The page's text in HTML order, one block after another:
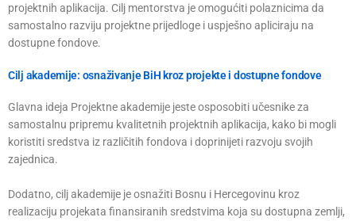
projektnih aplikacija. Cilj mentorstva je omogućiti polaznicima da
samostalno razviju projektne prijedloge i uspješno apliciraju na
dostupne fondove.
Cilj akademije: osnaživanje BiH kroz projekte i dostupne fondove
Glavna ideja Projektne akademije jeste osposobiti učesnike za
samostalnu pripremu kvalitetnih projektnih aplikacija, kako bi mogli
koristiti sredstva iz različitih fondova i doprinijeti razvoju svojih
zajednica.
Dodatno, cilj akademije je osnažiti Bosnu i Hercegovinu kroz
realizaciju projekata finansiranih sredstvima koja su dostupna zemlji,